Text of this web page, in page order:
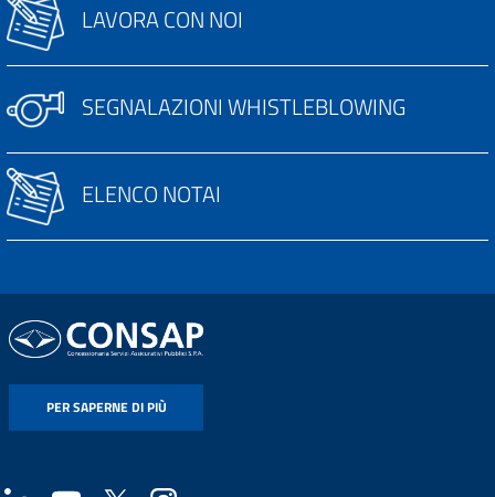
LAVORA CON NOI
SEGNALAZIONI WHISTLEBLOWING
ELENCO NOTAI
PER SAPERNE DI PIÙ